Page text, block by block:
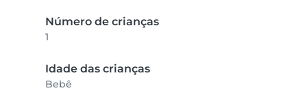
Número de crianças
1
Idade das crianças
Bebê